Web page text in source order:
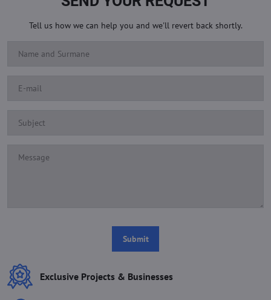
Tell us how we can help you and we'll revert back shortly.
Submit
Exclusive Projects & Businesses